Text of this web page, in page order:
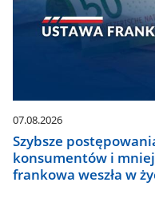
07.08.2026
Szybsze
konsumentów i
frankowa weszła w